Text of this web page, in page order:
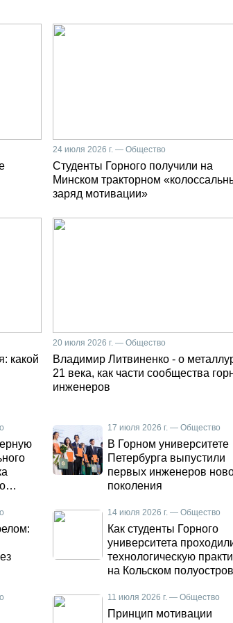
24 июля 2026 г. — Общество
Студенты Горного получили на
Минском тракторном
заряд мотивации»
какой
20 июля 2026 г. — Общество
Владимир Литвиненко - о
21 века, как части сообщества
инженеров
17 июля 2026 г. — Общество
В Горном университете
Петербурга выпустили
первых инженеров
поколения
14 июля 2026 г. — Общество
Как студенты Горного
университета
технологическую
на Кольском
11 июля 2026 г. — Общество
Принцип мотивации